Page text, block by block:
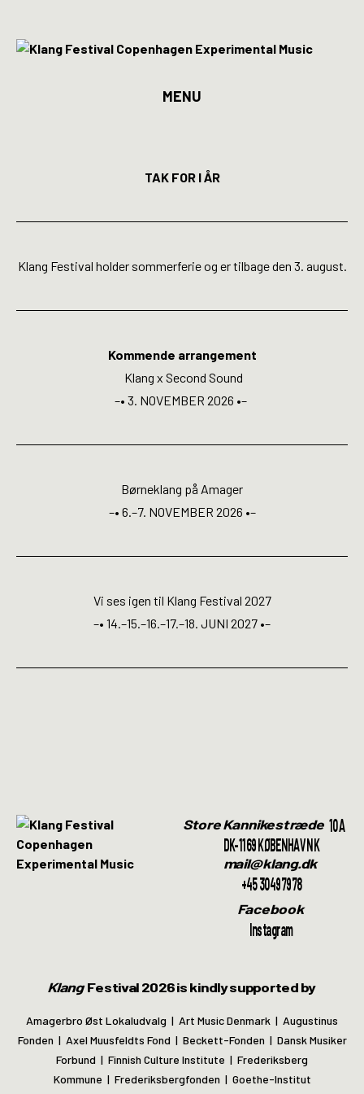
MENU
Billetter
Kunstnere
Spillesteder
INFO
Open Calls
TAK FOR I ÅR
Klang Festival holder sommerferie og er tilbage den 3. august.
Kommende arrangement
Klang x Second Sound
–• 3. NOVEMBER 2026 •–
Børneklang på Amager
–• 6.–7. NOVEMBER 2026 •–
Vi ses igen til Klang Festival 2027
–• 14.–15.–16.–17.–18. JUNI 2027 •–
Store Kannikestræde 10A
DK-1169 KØBENHAVN K
mail@klang.dk
+45 30497978
Facebook
Instagram
KlangFestival 2026 is kindly supported by
Amagerbro Øst Lokaludvalg | Art Music Denmark | Augustinus
Fonden | Axel Muusfeldts Fond | Beckett-Fonden | Dansk Musiker
Forbund | Finnish Culture Institute | Frederiksberg
Kommune | Frederiksbergfonden | Goethe-Institut